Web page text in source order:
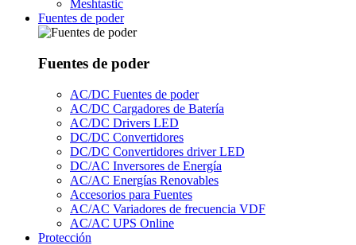
Meshtastic
Fuentes de poder
Fuentes de poder
AC/DC Fuentes de poder
AC/DC Cargadores de Batería
AC/DC Drivers LED
DC/DC Convertidores
DC/DC Convertidores driver LED
DC/AC Inversores de Energía
AC/AC Energías Renovables
Accesorios para Fuentes
AC/AC Variadores de frecuencia VDF
AC/AC UPS Online
Protección